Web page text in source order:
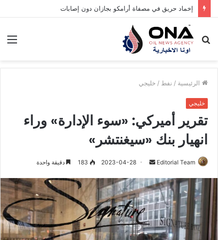
إخماد حريق في مصفاة أرامكو بجازان دون إصابات
بحث
الرئيسية / نفط / خليجي
خليجي
تقرير أميركي: «سوء الإدارة» وراء
انهيار بنك «سيغنتشر»
Editorial Team
س
ل
ب
ر
ي
2023-04-28
183 دقيقة واحدة